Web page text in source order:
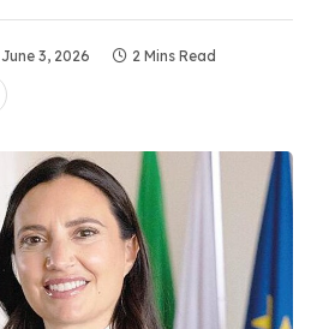
June 3, 2026 2 Mins Read